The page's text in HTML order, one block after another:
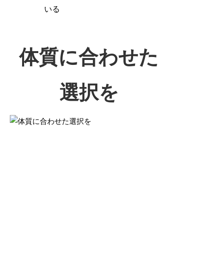
いる
体質に合わせた
選択を